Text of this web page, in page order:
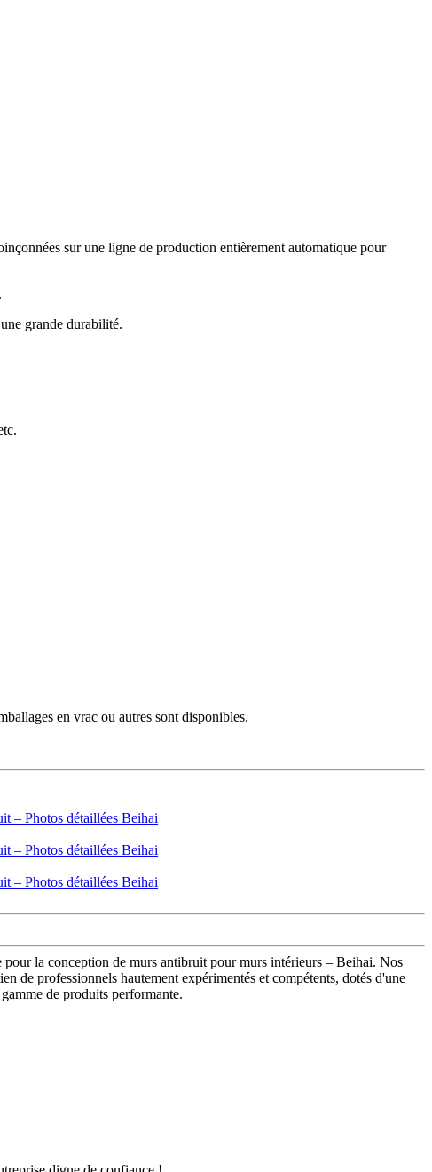
sur une ligne de production entièrement automatique pour
grande durabilité.
en vrac ou autres sont disponibles.
pour la conception de murs antibruit pour murs intérieurs – Beihai. Nos
de professionnels hautement expérimentés et compétents, dotés d'une
de produits performante.